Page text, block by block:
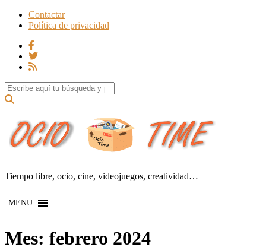
Contactar
Política de privacidad
Search for:
Tiempo libre, ocio, cine, videojuegos, creatividad…
MENU
Mes: febrero 2024